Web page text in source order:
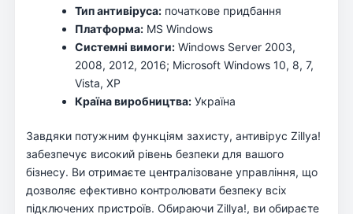
Тип антивіруса: початкове придбання
Платформа: MS Windows
Системні вимоги: Windows Server 2003,
2008, 2012, 2016; Microsoft Windows 10, 8, 7,
Vista, XP
Країна виробництва: Україна
Завдяки потужним функціям захисту, антивірус Zillya!
забезпечує високий рівень безпеки для вашого
бізнесу. Ви отримаєте централізоване управління, що
дозволяє ефективно контролювати безпеку всіх
підключених пристроїв. Обираючи Zillya!, ви обираєте